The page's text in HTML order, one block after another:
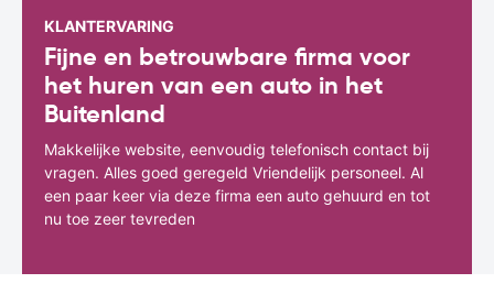
KLANTERVARING
Fijne en betrouwbare firma voor
het huren van een auto in het
Buitenland
Makkelijke website, eenvoudig telefonisch contact bij
vragen. Alles goed geregeld Vriendelijk personeel. Al
een paar keer via deze firma een auto gehuurd en tot
nu toe zeer tevreden